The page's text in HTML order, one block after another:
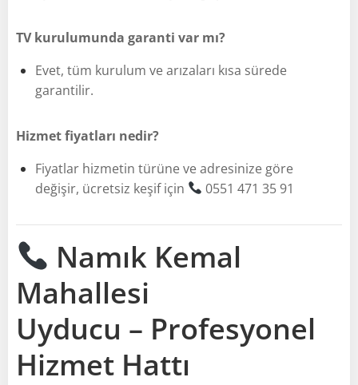
TV kurulumunda garanti var mı?
Evet, tüm kurulum ve arızaları kısa sürede
garantilir.
Hizmet fiyatları nedir?
Fiyatlar hizmetin türüne ve adresinize göre
değişir, ücretsiz keşif için
0551 471 35 91
Namık Kemal
Mahallesi
Uyducu – Profesyonel
Hizmet Hattı